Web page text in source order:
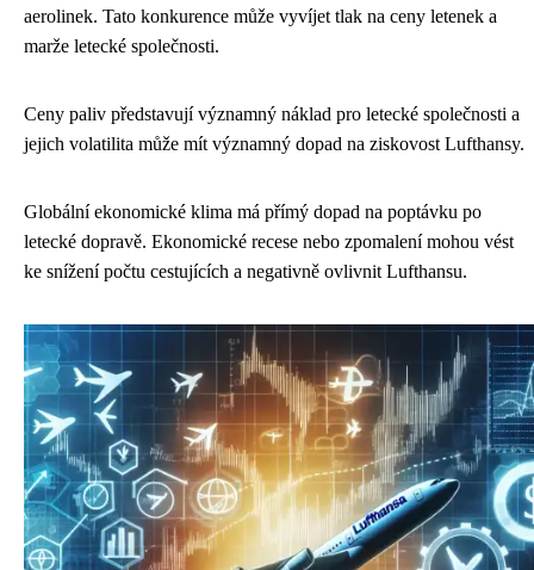
aerolinek. Tato konkurence může vyvíjet tlak na ceny letenek a
marže letecké společnosti.
Ceny paliv představují významný náklad pro letecké společnosti a
jejich volatilita může mít významný dopad na ziskovost Lufthansy.
Globální ekonomické klima má přímý dopad na poptávku po
letecké dopravě. Ekonomické recese nebo zpomalení mohou vést
ke snížení počtu cestujících a negativně ovlivnit Lufthansu.